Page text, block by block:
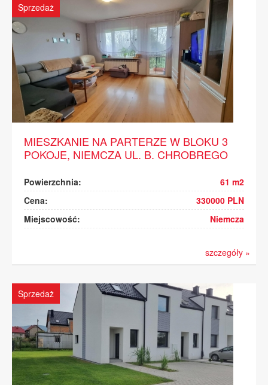
Sprzedaż
MIESZKANIE NA PARTERZE W BLOKU 3
POKOJE, NIEMCZA UL. B. CHROBREGO
Powierzchnia:
61 m2
Cena:
330000 PLN
Miejscowość:
Niemcza
szczegóły »
Sprzedaż